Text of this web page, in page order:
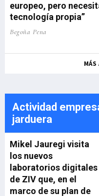
europeo, pero
tecnología propia”
Begoña Pena
Actividad
jarduera
Mikel Jauregi visita
los nuevos
laboratorios digitales
de ZIV que, en el
marco de su plan de